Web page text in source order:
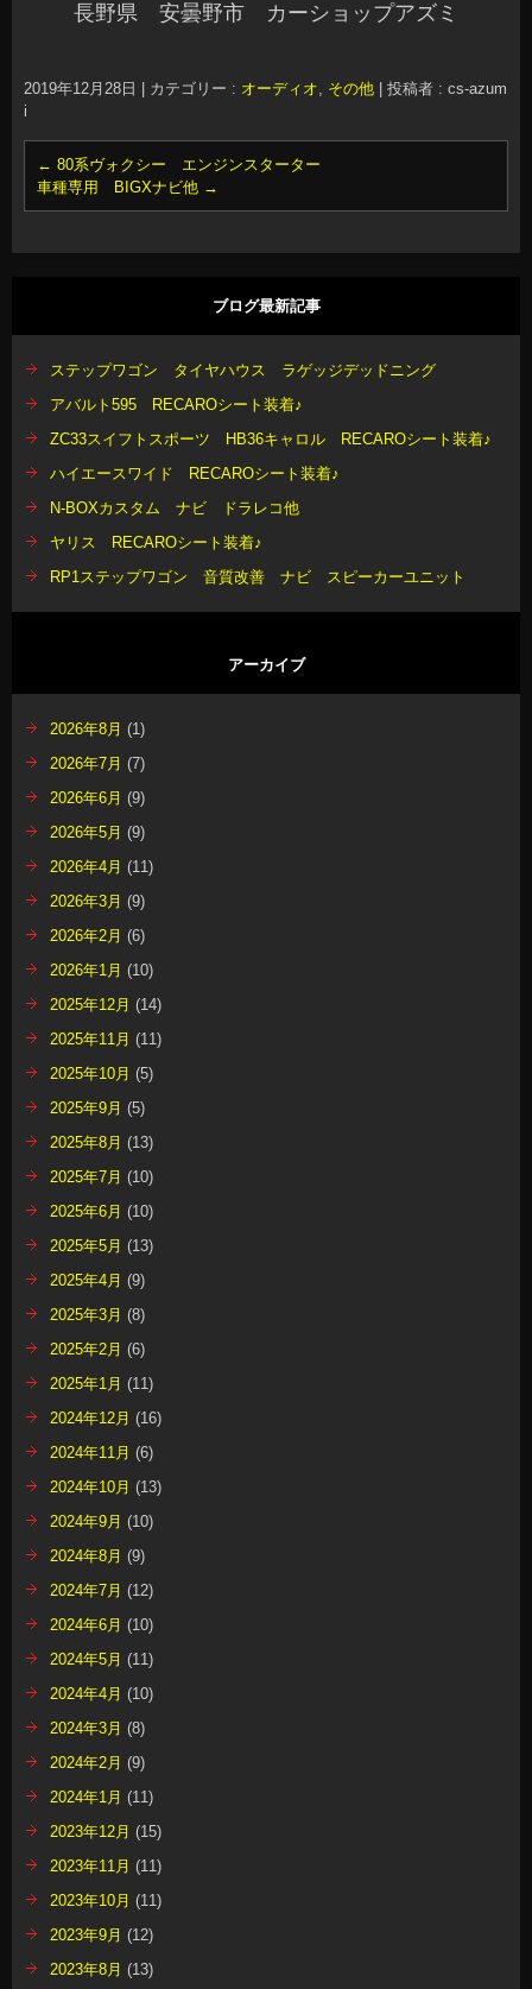
長野県 安曇野市 カーショップアズミ
2019年12月28日 カテゴリー : オーディオ, その他
投稿者 : cs-azum
i
← 80系ヴォクシー エンジンスターター
車種専用 BIGXナビ他 →
ブログ最新記事
ステップワゴン タイヤハウス ラゲッジデッドニング
アバルト595 RECAROシート装着♪
ZC33スイフトスポーツ HB36キャロル RECAROシート装着♪
ハイエースワイド RECAROシート装着♪
N-BOXカスタム ナビ ドラレコ他
ヤリス RECAROシート装着♪
RP1ステップワゴン 音質改善 ナビ スピーカーユニット
アーカイブ
2026年8月 (1)
2026年7月 (7)
2026年6月 (9)
2026年5月 (9)
2026年4月 (11)
2026年3月 (9)
2026年2月 (6)
2026年1月 (10)
2025年12月 (14)
2025年11月 (11)
2025年10月 (5)
2025年9月 (5)
2025年8月 (13)
2025年7月 (10)
2025年6月 (10)
2025年5月 (13)
2025年4月 (9)
2025年3月 (8)
2025年2月 (6)
2025年1月 (11)
2024年12月 (16)
2024年11月 (6)
2024年10月 (13)
2024年9月 (10)
2024年8月 (9)
2024年7月 (12)
2024年6月 (10)
2024年5月 (11)
2024年4月 (10)
2024年3月 (8)
2024年2月 (9)
2024年1月 (11)
2023年12月 (15)
2023年11月 (11)
2023年10月 (11)
2023年9月 (12)
2023年8月 (13)